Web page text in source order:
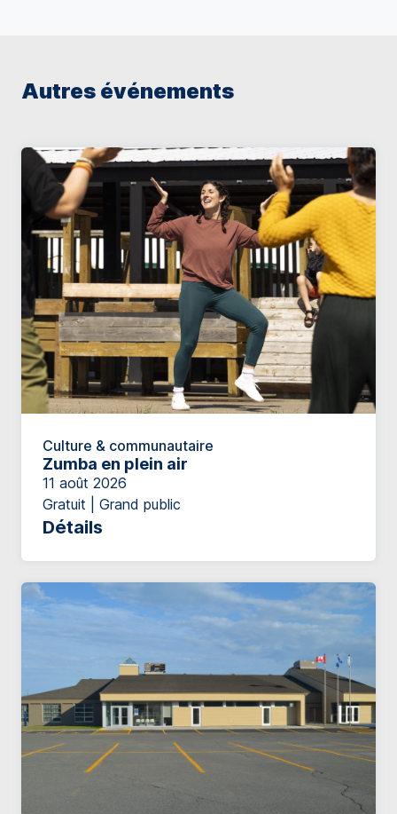
Autres événements
Culture & communautaire
Zumba en plein air
11 août 2026
Gratuit | Grand public
Détails